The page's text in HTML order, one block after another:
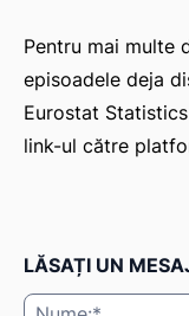
Pentru mai multe
episoadele deja
Eurostat
link-ul către
LĂSAȚI UN